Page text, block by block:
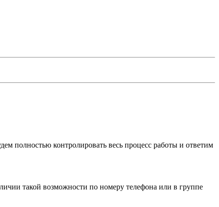
полностью контролировать весь процесс работы и ответим
такой возможности по номеру телефона или в группе